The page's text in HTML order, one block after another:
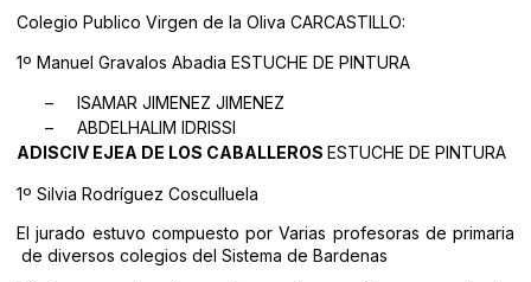
Colegio Publico Virgen de la Oliva CARCASTILLO:
1º Manuel Gravalos Abadia ESTUCHE DE PINTURA
–
ISAMAR JIMENEZ JIMENEZ
–
ABDELHALIM IDRISSI
ADISCIV EJEA DE LOS CABALLEROS ESTUCHE DE PINTURA
1º Silvia Rodríguez Cosculluela
El jurado estuvo compuesto por Varias profesoras de primaria
de diversos colegios del Sistema de Bardenas